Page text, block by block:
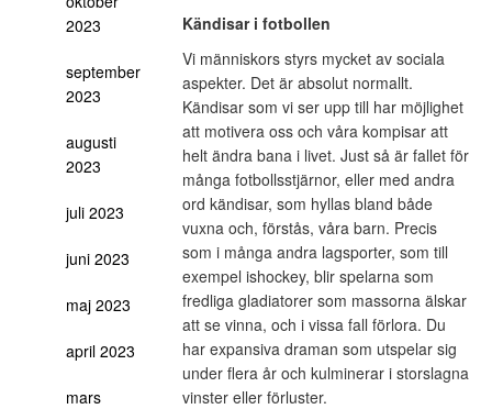
2023
september
2023
augusti
2023
juli 2023
juni 2023
maj 2023
april 2023
mars
Kändisar i fotbollen
Vi människors styrs mycket av sociala
aspekter. Det är absolut normallt.
Kändisar som vi ser upp till har möjlighet
att motivera oss och våra kompisar att
helt ändra bana i livet. Just så är fallet för
många fotbollsstjärnor, eller med andra
ord kändisar, som hyllas bland både
vuxna och, förstås, våra barn. Precis
som i många andra lagsporter, som till
exempel ishockey, blir spelarna som
fredliga gladiatorer som massorna älskar
att se vinna, och i vissa fall förlora. Du
har expansiva draman som utspelar sig
under flera år och kulminerar i storslagna
vinster eller förluster.